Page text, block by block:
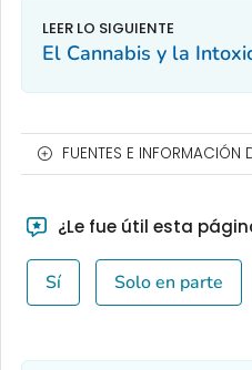
El Cannabis y la
FUENTES E INFORMACIÓN
¿Le fue útil esta
Sí Solo en parte